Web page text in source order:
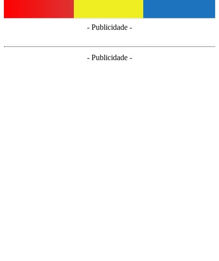
- Publicidade -
- Publicidade -